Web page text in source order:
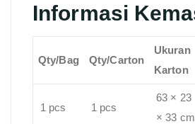
Informasi
Qty/Bag Qty/Carton
Ukuran
Karton
1 pcs 1 pcs
63 × 23
× 33 cm